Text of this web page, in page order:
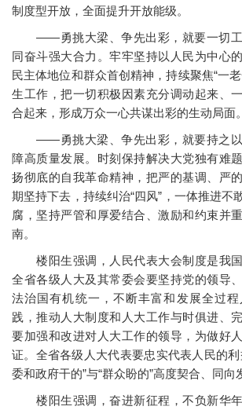
制度型开放，全面提升开放能级。
——勇挑大梁、争先出彩，就要一切工
同奋斗强大合力。牢牢坚持以人民为中心
民主体地位和群众首创精神，持续聚焦“一
生工作，把一切积极因素充分调动起来、
合起来，形成万众一心共谋出彩的生动局面。
——勇挑大梁、争先出彩，就要持之以
障高质量发展。时刻保持解决大党独有难
扬彻底的自我革命精神，把严的基调、严
期坚持下去，持续纠治“四风”，一体推进不
腐，坚持严管和厚爱结合、激励和约束并
南。
楼阳生强调，人民代表大会制度是我国
全省各级人大及其常委会要坚持党的领导
法治国有机统一，不断丰富和发展全过
践，推动人大制度和人大工作与时俱进、
要加强和改进对人大工作的领导，为做好
证。全省各级人大代表要忠实代表人民的
委和政府干的”与“群众盼的”高度契合、同向
楼阳生强调，奋进新征程，不负新华年